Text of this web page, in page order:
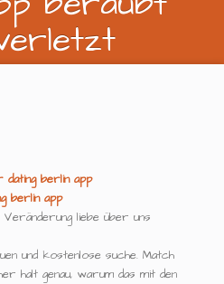
berlin app
berlin app
liebe über uns
und kostenlose suche. Match
halt genau, warum das mit den